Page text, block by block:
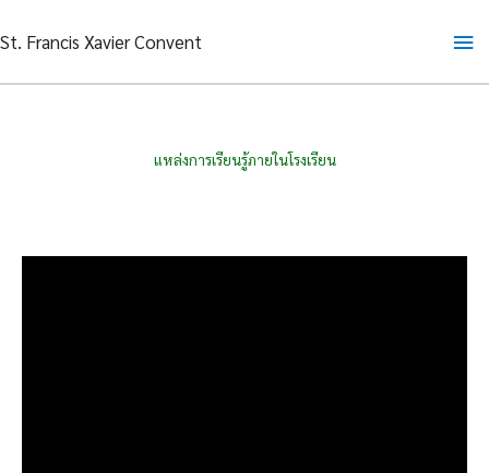
to
St. Francis Xavier Convent
แหล่งการเรียนรู้ภายในโรงเรียน